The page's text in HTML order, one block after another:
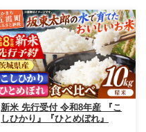
新米 先行受付 令和8年産 『こ
しひかり』『ひとめぼれ』